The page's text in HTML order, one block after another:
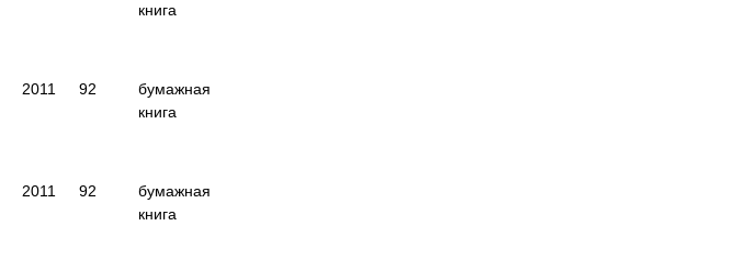
книга
2011 92
бумажная
книга
2011 92
бумажная
книга